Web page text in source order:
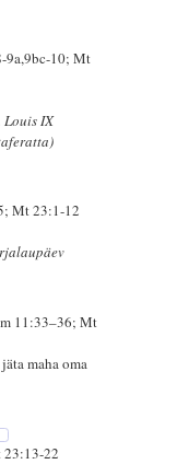
9a,9bc-10; Mt
Louis IX
Mt 23:1-12
11:33–36; Mt
maha oma
23:13-22